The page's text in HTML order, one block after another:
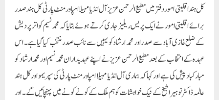
کل ہند اقلیتی امور دفتر میں مطیع الرحمن عزیز آل انڈیا مہیلا امپاورمنٹ پارٹی کل ہند صدر
برائے اقلیتی امور نے ایک پریس ریلیز جاری کرتے ہوئے بتایا کہ محمد نسیم کو اتر پردیش
کے ضلع غازی آباد سے صدر اور محمد ارشاد کو یہیں سے نائب صدر منتخب کیا گیا ہے۔ اس
عہدہ کے انتخاب کے بعد مطیع الرحمن عزیز نے اپنے عہدیداران محمد نسیم اور محمد ارشاد کو
مبارکباد پیش کی ہے اور کہا کہ ہماری آل انڈیا مہیلا امپاورمنٹ پارٹی کی سپریمو اور کل ہند
عالمہ ڈاکٹر نوہیرا شیخ کے نیک خواہشات کو ہم ملک کے کونے کونے میں پہنچائیں گے۔ اور